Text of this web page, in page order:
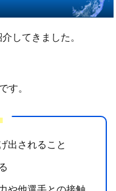
してきました。
す。
出されること